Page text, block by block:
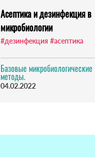
Асептика и дезинфекция в
микробиологии
#дезинфекция #асептика
Базовые микробиологические
методы.
04.02.2022